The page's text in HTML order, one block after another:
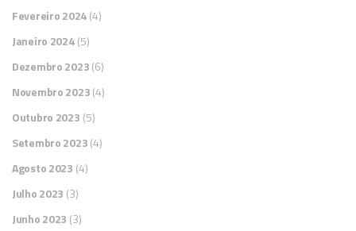
Fevereiro 2024(4)
Janeiro 2024(5)
Dezembro 2023(6)
Novembro 2023(4)
Outubro 2023 (5)
Setembro 2023(4)
Agosto 2023 (4)
Julho 2023 (3)
Junho 2023 (3)